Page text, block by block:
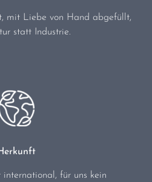
mit Liebe von Hand abgefüllt,
statt Industrie.
für uns kein